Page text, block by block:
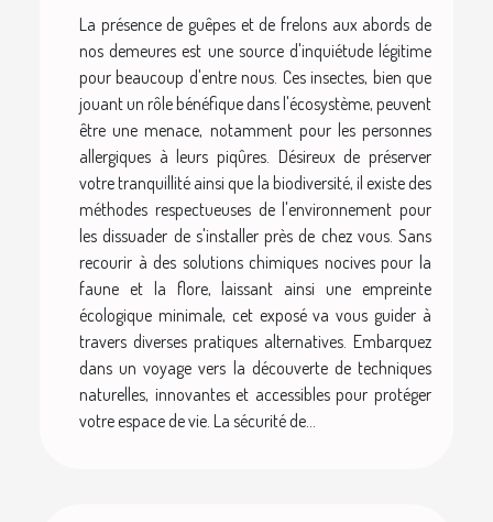
La présence de guêpes et de frelons aux abords de
nos demeures est une source d'inquiétude légitime
pour beaucoup d'entre nous. Ces insectes, bien que
jouant un rôle bénéfique dans l'écosystème, peuvent
être une menace, notamment pour les personnes
allergiques à leurs piqûres. Désireux de préserver
votre tranquillité ainsi que la biodiversité, il existe des
méthodes respectueuses de l'environnement pour
les dissuader de s'installer près de chez vous. Sans
recourir à des solutions chimiques nocives pour la
faune et la flore, laissant ainsi une empreinte
écologique minimale, cet exposé va vous guider à
travers diverses pratiques alternatives. Embarquez
dans un voyage vers la découverte de techniques
naturelles, innovantes et accessibles pour protéger
votre espace de vie. La sécurité de...